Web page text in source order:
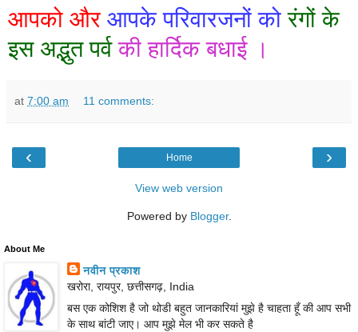
आपको और आपके परिवारजनों को रंगों के
इस अद्भुत पर्व की हार्दिक बधाई।
at 7:00 am 11 comments:
‹ ›
Home
View web version
Powered by Blogger.
About Me
नवीन प्रकाश
खरोरा, रायपुर, छत्तीसगढ़, India
बस एक कोशिश है जो थोडी बहुत जानकारियां मुझे है चाहता हूँ की आप सभी
के साथ बांटी जाए। आप मुझे मेल भी कर सकते है